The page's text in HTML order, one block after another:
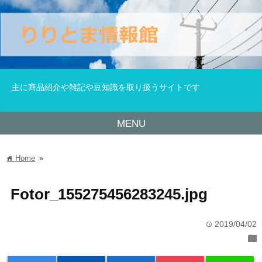
主に商品紹介や雑記や豆知識を取り扱うサイトです
MENU
home Home »
Fotor_155275456283245.jpg
time 2019/04/02
folder